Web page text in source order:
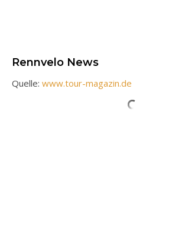
Rennvelo News
Quelle: www.tour-magazin.de